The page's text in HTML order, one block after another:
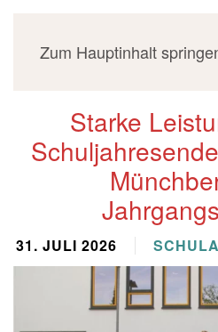
Zum Hauptinhalt
Starke
31. JULI 2026